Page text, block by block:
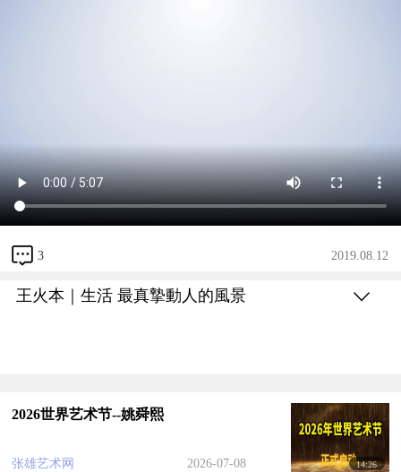
3 2019.08.12
王火本｜生活 最真摯動人的風景
2026世界艺术节--姚舜熙
张雄艺术网 2026-07-08 14:26